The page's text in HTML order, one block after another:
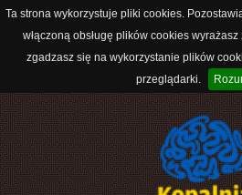
Ta strona wykorzystuje pliki cookies.
włączoną obsługę plików cookies
zgadzasz się na wykorzystanie plików
przeglądarki.